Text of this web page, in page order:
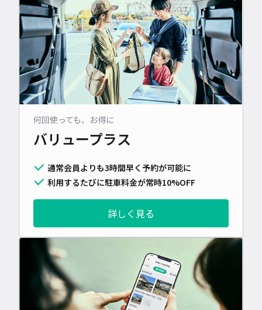
何回使っても、お得に
バリュープラス
通常会員よりも3時間早く予約が可能に
利用するたびに駐車料金が常時10%OFF
詳しく見る